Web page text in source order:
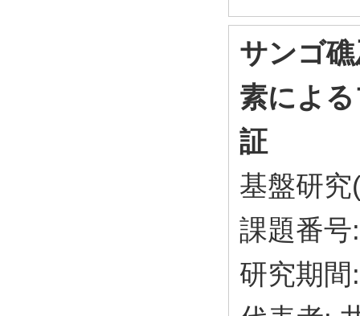
サンゴ
素によ
証
基盤研究
課題番号
研究期